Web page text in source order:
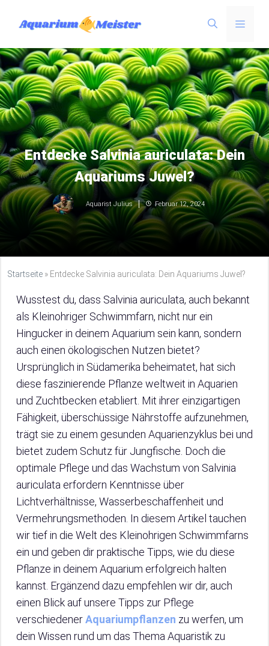
Inhalt
Menü
Entdecke Salvinia auriculata: Dein
Aquariums Juwel?
Aquarist Julius Februar 12, 2024
Startseite » Entdecke Salvinia auriculata: Dein Aquariums Juwel?
Wusstest du, dass Salvinia auriculata, auch bekannt
als Kleinohriger Schwimmfarn, nicht nur ein
Hingucker in deinem Aquarium sein kann, sondern
auch einen ökologischen Nutzen bietet?
Ursprünglich in Südamerika beheimatet, hat sich
diese faszinierende Pflanze weltweit in Aquarien
und Zuchtbecken etabliert. Mit ihrer einzigartigen
Fähigkeit, überschüssige Nährstoffe aufzunehmen,
trägt sie zu einem gesunden Aquarienzyklus bei und
bietet zudem Schutz für Jungfische. Doch die
optimale Pflege und das Wachstum von Salvinia
auriculata erfordern Kenntnisse über
Lichtverhältnisse, Wasserbeschaffenheit und
Vermehrungsmethoden. In diesem Artikel tauchen
wir tief in die Welt des Kleinohrigen Schwimmfarns
ein und geben dir praktische Tipps, wie du diese
Pflanze in deinem Aquarium erfolgreich halten
kannst. Ergänzend dazu empfehlen wir dir, auch
einen Blick auf unsere Tipps zur Pflege
verschiedenerAquariumpflanzen zu werfen, um
dein Wissen rund um das Thema Aquaristik zu